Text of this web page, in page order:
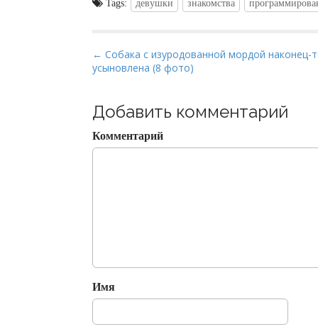
Tags: девушки знакомства
P
o
t
n
a
n
← Собака с изуродованной мордой наконец-
усыновлена (8 фото)
Добавить комментарий
Комментарий
Имя